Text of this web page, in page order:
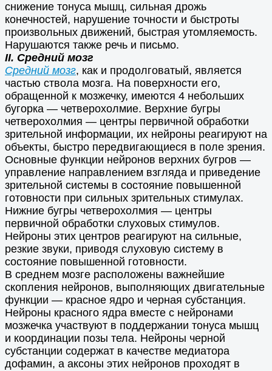
снижение тонуса мышц, сильная дрожь
конечностей, нарушение точности и быстроты
произвольных движений, быстрая утомляемость.
Нарушаются также речь и письмо.
II. Средний мозг
Средний мозг, как и продолговатый, является
частью ствола мозга. На поверхности его,
обращенной к мозжечку, имеются 4 небольших
бугорка — четверохолмие. Верхние бугры
четверохолмия — центры первичной обработки
зрительной информации, их нейроны реагируют на
объекты, быстро передвигающиеся в поле зрения.
Основные функции нейронов верхних бугров —
управление направлением взгляда и приведение
зрительной системы в состояние повышенной
готовности при сильных зрительных стимулах.
Нижние бугры четверохолмия — центры
первичной обработки слуховых стимулов.
Нейроны этих центров реагируют на сильные,
резкие звуки, приводя слуховую систему в
состояние повышенной готовности.
В среднем мозге расположены важнейшие
скопления нейронов, выполняющих двигательные
функции — красное ядро и черная субстанция.
Нейроны красного ядра вместе с нейронами
мозжечка участвуют в поддержании тонуса мышц
и координации позы тела. Нейроны черной
субстанции содержат в качестве медиатора
дофамин, а аксоны этих нейронов проходят в